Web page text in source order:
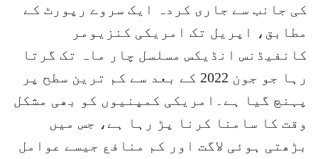
کی جانب سے جاری کردہ ایک سروے رپورٹ کے
مطابق، اپریل تک امریکی کنزیومر
کانفیڈنس انڈیکس مسلسل چار ماہ تک گرتا
رہا جو جون 2022 کے بعد سے کم ترین سطح پر
پہنچ گیا ہے۔امریکی کمپنیوں کو بھی مشکل
وقت کا سامنا کرنا پڑ رہا ہے، جس میں
بڑھتی ہوئی لاگت اور کم منافع جیسے عوامل